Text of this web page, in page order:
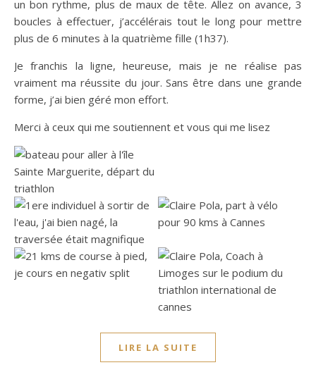
un bon rythme, plus de maux de tête. Allez on avance, 3
boucles à effectuer, j’accélérais tout le long pour mettre
plus de 6 minutes à la quatrième fille (1h37).
Je franchis la ligne, heureuse, mais je ne réalise pas
vraiment ma réussite du jour. Sans être dans une grande
forme, j’ai bien géré mon effort.
Merci à ceux qui me soutiennent et vous qui me lisez
LIRE LA SUITE